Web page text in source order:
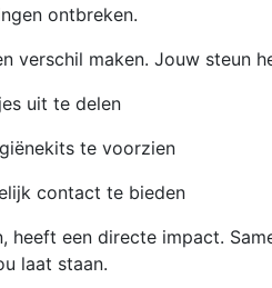
ontbreken.
verschil maken. Jouw steun
uit te delen
te voorzien
contact te bieden
heeft een directe impact.
laat staan.